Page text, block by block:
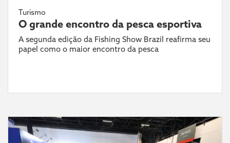
Turismo
O grande encontro da pesca esportiva
A segunda edição da Fishing Show Brazil reafirma seu
papel como o maior encontro da pesca